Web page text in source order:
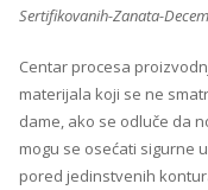
Sertifikovanih-Zanata-
Centar procesa
materijala koji se ne
dame, ako se odluče da
mogu se osećati sigurne
pored jedinstvenih